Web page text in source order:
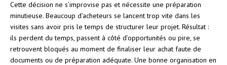
Cette décision ne s’improvise pas et nécessite une préparation
minutieuse. Beaucoup d’acheteurs se lancent trop vite dans les
visites sans avoir pris le temps de structurer leur projet. Résultat :
ils perdent du temps, passent à côté d’opportunités ou pire, se
retrouvent bloqués au moment de finaliser leur achat faute de
documents ou de préparation adéquate. Une bonne organisation en